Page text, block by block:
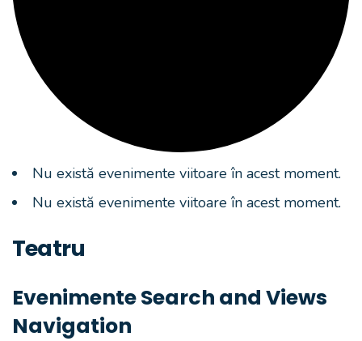
Nu există evenimente viitoare în acest moment.
Nu există evenimente viitoare în acest moment.
Teatru
Evenimente Search and Views
Navigation